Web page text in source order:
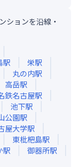
ションを沿線・
駅 栄駅
丸の内駅
高岳駅
鉄名古屋駅
池下駅
公園駅
屋大学駅
東枇杷島駅
駅 御器所駅